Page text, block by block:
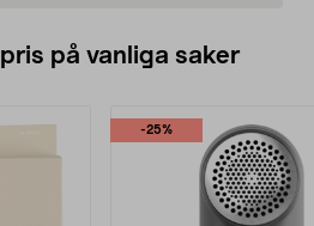
på vanliga saker
-25%